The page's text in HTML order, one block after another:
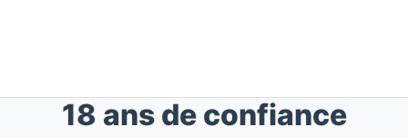
18 ans de confiance